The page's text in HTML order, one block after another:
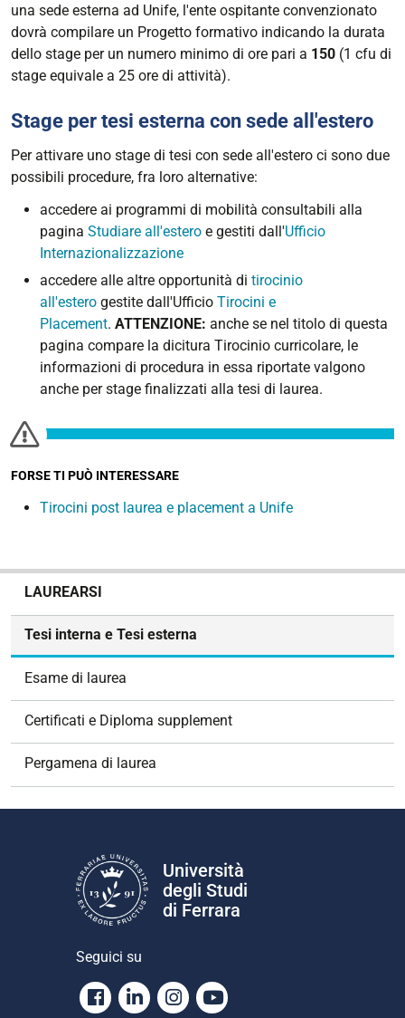
una sede esterna ad Unife, l'ente ospitante convenzionato
dovrà compilare un Progetto formativo indicando la durata
dello stage per un numero minimo di ore pari a 150 (1 cfu di
stage equivale a 25 ore di attività).
Stage per tesi esterna con sede all'estero
Per attivare uno stage di tesi con sede all'estero ci sono due
possibili procedure, fra loro alternative:
accedere ai programmi di mobilità consultabili alla
pagina Studiare all'estero e gestiti dall'Ufficio
Internazionalizzazione
accedere alle altre opportunità di tirocinio
all'estero gestite dall'Ufficio Tirocini e
Placement. ATTENZIONE: anche se nel titolo di questa
pagina compare la dicitura Tirocinio curricolare, le
informazioni di procedura in essa riportate valgono
anche per stage finalizzati alla tesi di laurea.
FORSE TI PUÒ INTERESSARE
Tirocini post laurea e placement a Unife
LAUREARSI
Tesi interna e Tesi esterna
Esame di laurea
Certificati e Diploma supplement
Pergamena di laurea
Università
degli Studi
di Ferrara
Seguici su
Facebook
LinkedinInstagram
Youtube